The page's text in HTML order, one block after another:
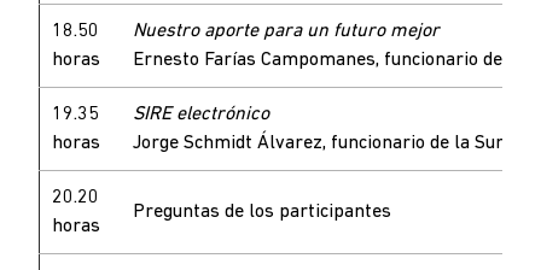
18.50
horas
Nuestro aporte para un futuro mejor
Ernesto Farías Campomanes, funcionario de la
19.35
horas
SIRE electrónico
Jorge Schmidt Álvarez, funcionario de la Sunat
20.20
horas
Preguntas de los participantes